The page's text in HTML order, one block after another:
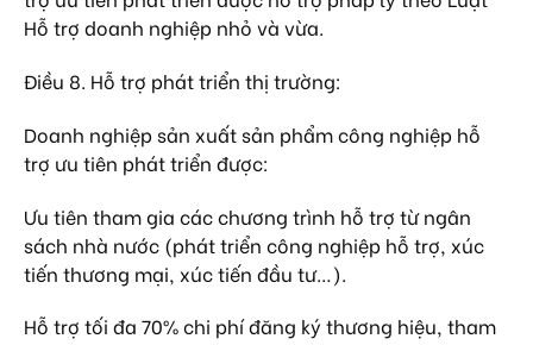
Hỗ trợ doanh nghiệp nhỏ và vừa.
Điều 8. Hỗ trợ phát triển thị trường:
Doanh nghiệp sản xuất sản phẩm công nghiệp hỗ
trợ ưu tiên phát triển được:
Ưu tiên tham gia các chương trình hỗ trợ từ ngân
sách nhà nước (phát triển công nghiệp hỗ trợ, xúc
tiến thương mại, xúc tiến đầu tư…).
Hỗ trợ tối đa 70% chi phí đăng ký thương hiệu, tham